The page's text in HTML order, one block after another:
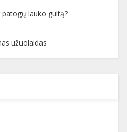
patogų lauko gultą?
užuolaidas